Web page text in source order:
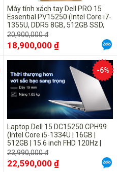
trữ cực lớn giúp bạn thoải mái
bộ phim, bài hát yêu thích.
Máy tính xách tay Dell PRO 15
Essential PV15250 (Intel Core i7-
1355U, DDR5 8GB, 512GB SSD,
15.6" FHD, UBUNTU Black)
20,900,000 đ
18,900,000 ₫
Laptop Dell 15 DC15250 CPH99
(Intel Core i5-1334U | 16GB |
512GB | 15.6 inch FHD 120Hz |
Win 11 | Microsoft Office Home
2024 + Microsoft 365 basic bản
quyền vĩnh viễn| Bạc)
23,990,000 đ
22,590,000 ₫
-6%